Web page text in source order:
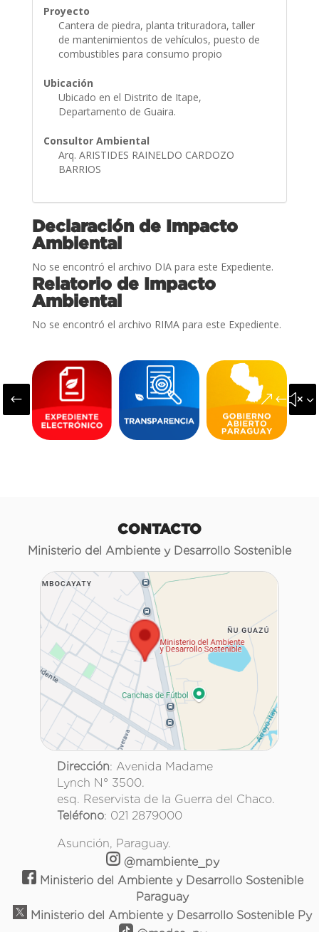
Proyecto
Cantera de piedra, planta trituradora, taller
de mantenimientos de vehículos, puesto de
combustibles para consumo propio
Ubicación
Ubicado en el Distrito de Itape,
Departamento de Guaira.
Consultor Ambiental
Arq. ARISTIDES RAINELDO CARDOZO
BARRIOS
Declaración de Impacto
Ambiental
No se encontró el archivo DIA para este Expediente.
Relatorio de Impacto
Ambiental
No se encontró el archivo RIMA para este Expediente.
#
CONTACTO
Ministerio del Ambiente y Desarrollo Sostenible
Dirección: Avenida Madame
Lynch N° 3500.
esq. Reservista de la Guerra del Chaco.
Teléfono: 021 2879000
Asunción, Paraguay.
@mambiente_py
Ministerio del Ambiente y Desarrollo Sostenible
Paraguay
Ministerio del Ambiente y Desarrollo Sostenible Py